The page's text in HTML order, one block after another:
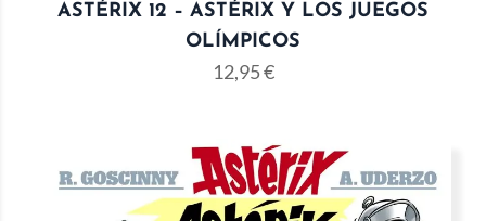
ASTÉRIX 12 – ASTÉRIX Y LOS JUEGOS
OLÍMPICOS
12,95€